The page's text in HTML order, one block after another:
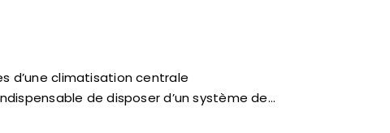
d’une climatisation centrale
de disposer d’un système de…